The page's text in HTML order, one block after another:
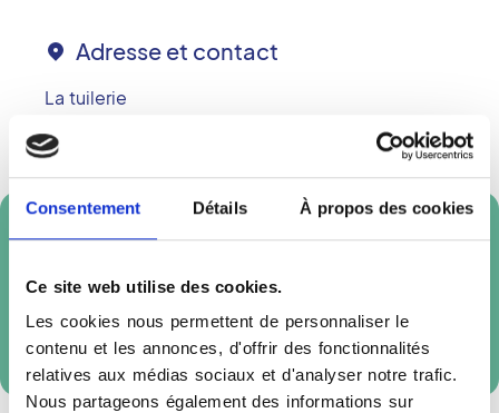
Consentement Détails À propos des cookies
Ce site web utilise des cookies.
Les cookies nous permettent de personnaliser le
contenu et les annonces, d'offrir des fonctionnalités
relatives aux médias sociaux et d'analyser notre trafic.
Nous partageons également des informations sur
Adresse et contact
La tuilerie
Téléphone :
Prendre rendez-vous en ligne
Réservation externe